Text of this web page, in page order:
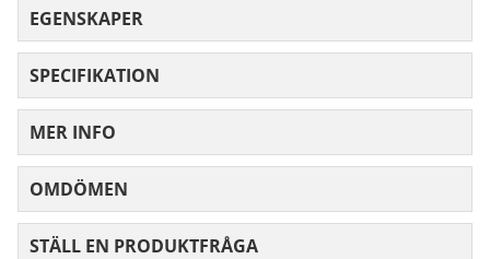
EGENSKAPER
SPECIFIKATION
MER INFO
OMDÖMEN
STÄLL EN PRODUKTFRÅGA